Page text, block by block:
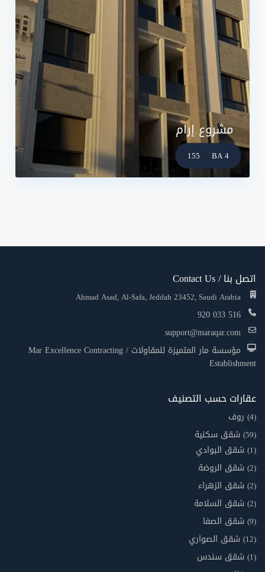
مشروع إرام
4 BA
155
اتصل بنا / Contact Us
Ahmad Asad, Al-Safa, Jeddah 23452, Saudi Arabia
920 033 516
support@maraqar.com
مؤسسة مار المتميزة للمقاولات / Mar Excellence Contracting
Establishment
عقارات حسب التصنيف
روف (4)
شقق سكنية (59)
شقق البوادي (1)
شقق الروضة (2)
شقق الزهراء (2)
شقق السلامة (2)
شقق الصفا (9)
شقق الصواري (12)
شقق سندس (1)